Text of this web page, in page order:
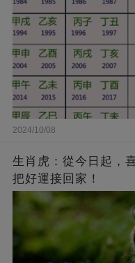
2024/10/08
生肖虎：從今日起，
把好運接回家！